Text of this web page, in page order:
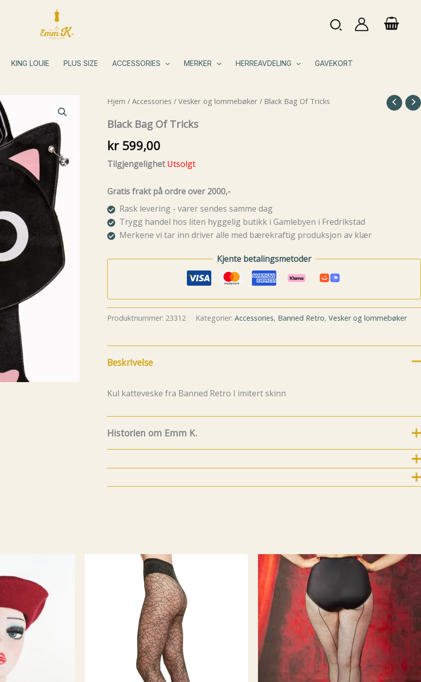
Søk
KING LOUIE PLUS SIZE ACCESSORIES MERKER HERREAVDELING GAVEKORT
Hjem / Accessories / Vesker og lommebøker/ Black Bag Of Tricks
Black Bag Of Tricks
kr599,00
Tilgjengelighet Utsolgt
Gratis frakt på ordre over 2000,-
Rask levering - varer sendes samme dag
Trygg handel hos liten hyggelig butikk i Gamlebyen i Fredrikstad
Merkene vi tar inn driver alle med bærekraftig produksjon av klær
Kjente betalingsmetoder
Produktnummer: 23312 Kategorier: Accessories, Banned Retro, Vesker og lommebøker
Beskrivelse
Kul katteveske fra Banned Retro I imitert skinn
Historien om Emm K.
8.7.2019 ble Emm K.-butikken født! Emm K. startet
litt før det, men da var konseptet noe annerledes. Det startet med at jeg etter 17
så hadde jeg en systue i Lituaen som fikk tilsendt mønster, mål og stoffer av Emm
K. hvor det ble sydd og sendt tilbake til Norge. Og rett til dere etter en prøving og
mulig noe tilpasning hos meg. Etter en liten stund så mistet jeg dette samarbeidet
Og av erfaring visste jeg at det IKKE ville gå rundt økonomisk , med å
produsere alt selv til privatkunder. Det ligger mye jobb bak et klesplagg
Så da endte det med at jeg valgte å ta inn klesmerker som jeg selv elsker og har
selv handlet i storbyene. Fredrikstad er jo en liten storby (i følge oss selv i allefall
) så hvorfor skal ikke vi ha en like kul vintageinspirert klesbutikk som de andre
kule byene har?
Resten er historie og i dag er Emm K. en liten bedrift med fine
vikarer og støttespillere og kanskje de kuleste kundene?
5 år er gått,